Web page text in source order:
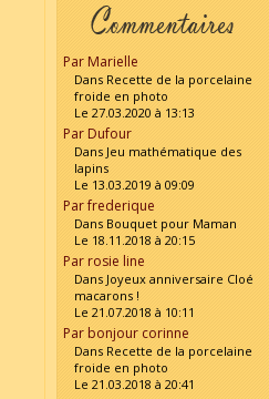
Par Marielle
Dans Recette de la porcelaine
froide en photo
Le 27.03.2020 à 13:13
Par Dufour
Dans Jeu mathématique des
lapins
Le 13.03.2019 à 09:09
Par frederique
Dans Bouquet pour Maman
Le 18.11.2018 à 20:15
Par rosie line
Dans Joyeux anniversaire Cloé
macarons !
Le 21.07.2018 à 10:11
Par bonjour corinne
Dans Recette de la porcelaine
froide en photo
Le 21.03.2018 à 20:41